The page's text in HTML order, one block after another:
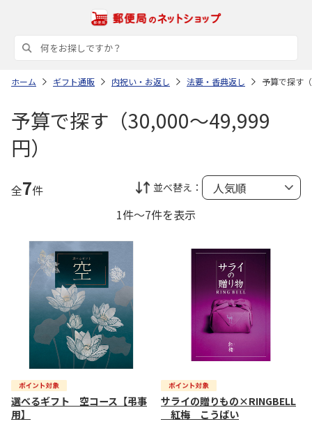
ホーム ギフト通販 内祝い・お返し 法要・香典返し 予算で探す
予算で探す（30,000～49,999
円）
全7件 並べ替え：
1件～7件を表示
選べるギフト 空コース【弔事
用】
サライの贈りもの×RINGBELL
紅梅 こうばい